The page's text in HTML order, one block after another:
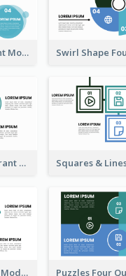
Four Bubbies Quadrant Model
Four Fan Shape Quadrant Model
Arrow Four Quadrant Model